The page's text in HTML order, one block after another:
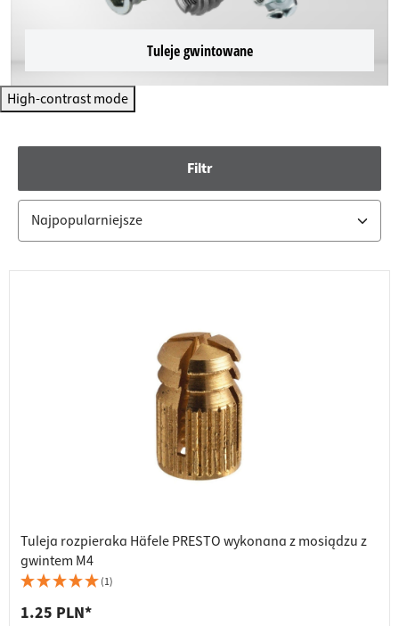
Tuleje gwintowane
High-contrast mode
Filtr
Tuleja rozpieraka Häfele PRESTO wykonana z mosiądzu z
gwintem M4
(1)
1.25 PLN*